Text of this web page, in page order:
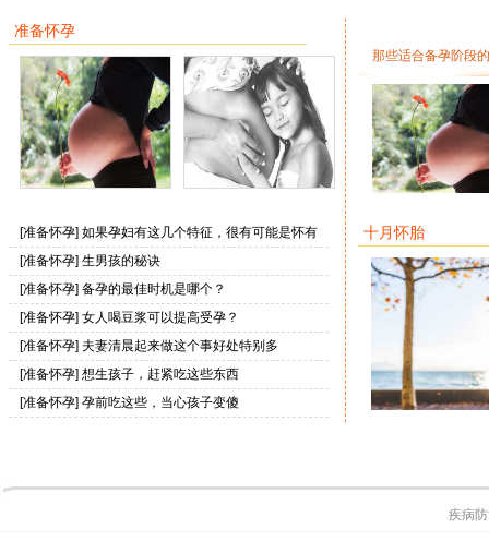
准备怀孕
如果孕妇有这几个特征，
很有可能是怀有千金
生男孩的秘诀
[准备怀孕] 如果孕妇有这几个特征，很有可能是怀有
[准备怀孕] 生男孩的秘诀
[准备怀孕] 备孕的最佳时机是哪个？
[准备怀孕] 女人喝豆浆可以提高受孕？
[准备怀孕] 夫妻清晨起来做这个事好处特别多
[准备怀孕] 想生孩子，赶紧吃这些东西
[准备怀孕] 孕前吃这些，当心孩子变傻
那些适合备孕阶段
如果孕妇有这几个
有可能是怀有
十月怀胎
疾病